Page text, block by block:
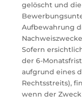
gelöscht und
Aufbewahrung
Sofern
der 6-
aufgrund eines
Rechtsstreits),
wenn der